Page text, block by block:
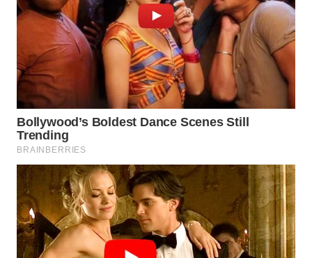
WN
KARAWANG
WN
BEKASI
WN
BOGOR
WN
DEPOK
WN
TAPANULI